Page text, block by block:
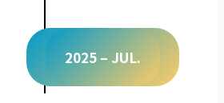
2025 – JUL.